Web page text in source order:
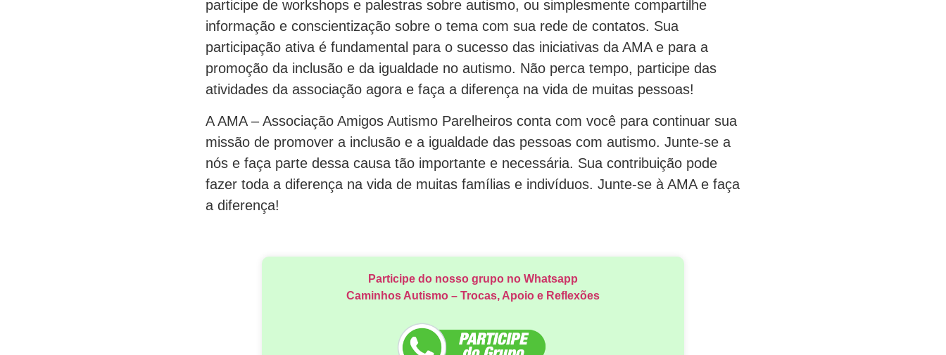
participe de workshops e palestras sobre autismo, ou simplesmente compartilhe
informação e conscientização sobre o tema com sua rede de contatos. Sua
participação ativa é fundamental para o sucesso das iniciativas da AMA e para a
promoção da inclusão e da igualdade no autismo. Não perca tempo, participe das
atividades da associação agora e faça a diferença na vida de muitas pessoas!
A AMA – Associação Amigos Autismo Parelheiros conta com você para continuar sua
missão de promover a inclusão e a igualdade das pessoas com autismo. Junte-se a
nós e faça parte dessa causa tão importante e necessária. Sua contribuição pode
fazer toda a diferença na vida de muitas famílias e indivíduos. Junte-se à AMA e faça
a diferença!
Participe do nosso grupo no Whatsapp
Caminhos Autismo – Trocas, Apoio e Reflexões